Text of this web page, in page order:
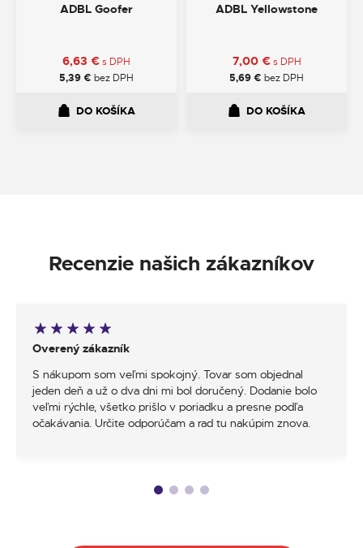
ADBL Goofer
6,63 €s DPH
5,39€ bez DPH
DO KOŠÍKA
ADBL Yellowstone
7,00 € s DPH
5,69€ bez DPH
DO KOŠÍKA
Recenzie našich zákazníkov
Overený zákazník
S nákupom som veľmi spokojný. Tovar som objednal
jeden deň a už o dva dni mi bol doručený. Dodanie bolo
veľmi rýchle, všetko prišlo v poriadku a presne podľa
očakávania. Určite odporúčam a rad tu nakúpim znova.